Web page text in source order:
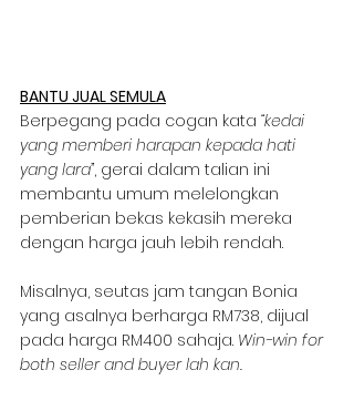
BANTU JUAL SEMULA
Berpegang pada cogan kata “kedai
yang memberi harapan kepada hati
yang lara”, gerai dalam talian ini
membantu umum melelongkan
pemberian bekas kekasih mereka
dengan harga jauh lebih rendah.
Misalnya, seutas jam tangan Bonia
yang asalnya berharga RM738, dijual
pada harga RM400 sahaja. Win-win for
both seller and buyer lah kan.